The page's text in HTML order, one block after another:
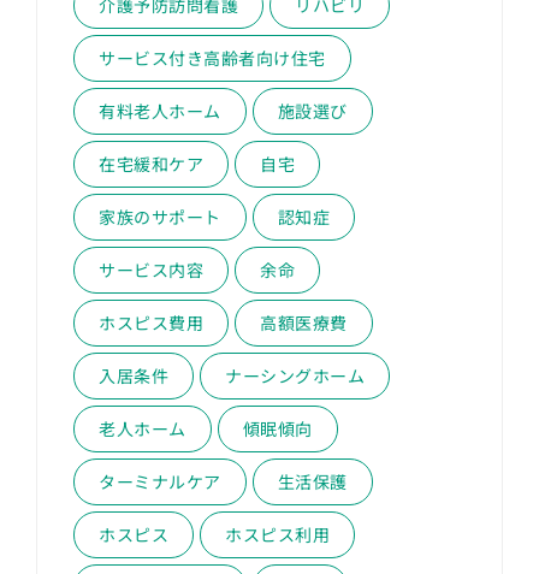
介護予防訪問看護 リハビリ
サービス付き高齢者向け住宅
有料老人ホーム 施設選び
在宅緩和ケア 自宅
家族のサポート 認知症
サービス内容 余命
ホスピス費用 高額医療費
入居条件 ナーシングホーム
老人ホーム 傾眠傾向
ターミナルケア 生活保護
ホスピス ホスピス利用